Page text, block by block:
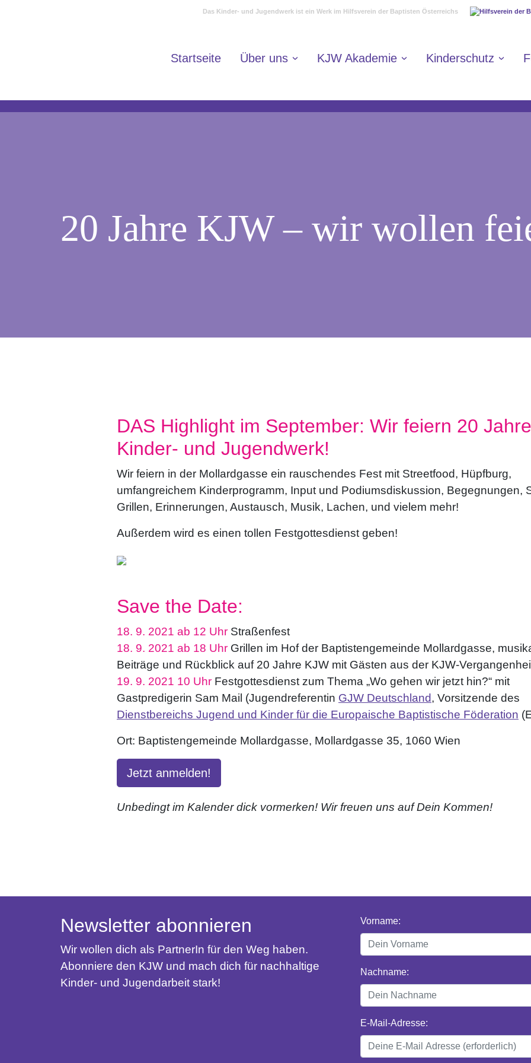
Das Kinder- und Jugendwerk ist ein Werk im Hilfsverein der Baptisten Österreichs
Startseite Über uns KJW Akademie Kinderschutz
20 Jahre KJW – wir wollen
DAS Highlight im September: Wir feiern 20 Jahre
Kinder- und Jugendwerk!
Wir feiern in der Mollardgasse ein rauschendes Fest mit Streetfood, Hüpfburg,
umfangreichem Kinderprogramm, Input und Podiumsdiskussion, Begegnungen,
Grillen, Erinnerungen, Austausch, Musik, Lachen, und vielem mehr!
Außerdem wird es einen tollen Festgottesdienst geben!
Save the Date:
18. 9. 2021 ab 12 UhrStraßenfest
18. 9. 2021 ab 18 UhrGrillen im Hof der Baptistengemeinde Mollardgasse,
Beiträge und Rückblick auf 20 Jahre KJW mit Gästen aus der KJW-
19. 9. 2021 10 UhrFestgottesdienst zum Thema „Wo gehen wir jetzt hin?“ mit
Gastpredigerin Sam Mail (Jugendreferentin GJW Deutschland, Vorsitzende des
Dienstbereichs Jugend und Kinder für die Europaische Baptistische Föderation
Ort: Baptistengemeinde Mollardgasse, Mollardgasse 35, 1060 Wien
Jetzt anmelden!
Unbedingt im Kalender dick vormerken! Wir freuen uns auf Dein Kommen!
Newsletter abonnieren
Wir wollen dich als PartnerIn für den Weg haben.
Abonniere den KJW und mach dich für nachhaltige
Kinder- und Jugendarbeit stark!
Vorname:
Nachname:
E-Mail-Adresse: